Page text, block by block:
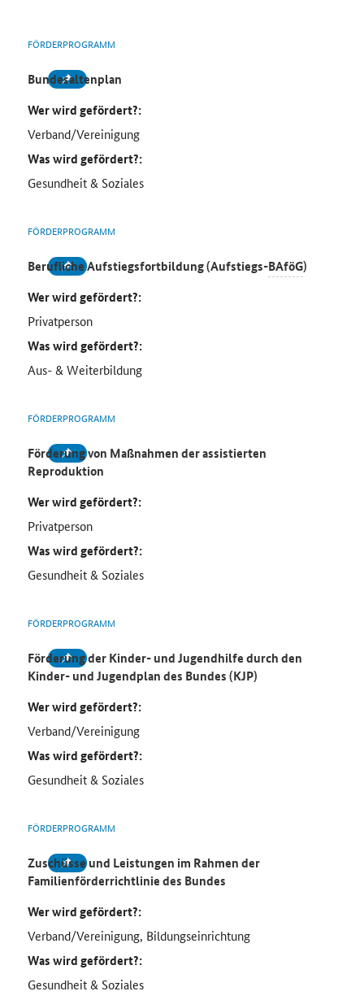
FÖRDERPROGRAMM
Bundesaltenplan
Wer wird gefördert?:
Verband/Vereinigung
Was wird gefördert?:
Gesundheit & Soziales
FÖRDERPROGRAMM
Berufliche Aufstiegsfortbildung (Aufstiegs-BAföG)
Wer wird gefördert?:
Privatperson
Was wird gefördert?:
Aus- & Weiterbildung
FÖRDERPROGRAMM
Förderung von Maßnahmen der assistierten
Reproduktion
Wer wird gefördert?:
Privatperson
Was wird gefördert?:
Gesundheit & Soziales
FÖRDERPROGRAMM
Förderung der Kinder- und Jugendhilfe durch den
Kinder- und Jugendplan des Bundes (KJP)
Wer wird gefördert?:
Verband/Vereinigung
Was wird gefördert?:
Gesundheit & Soziales
FÖRDERPROGRAMM
Zuschüsse und Leistungen im Rahmen der
Familienförderrichtlinie des Bundes
Wer wird gefördert?:
Verband/Vereinigung, Bildungseinrichtung
Was wird gefördert?:
Gesundheit & Soziales